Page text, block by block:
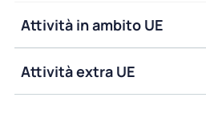
Attività in ambito UE
Attività extra UE